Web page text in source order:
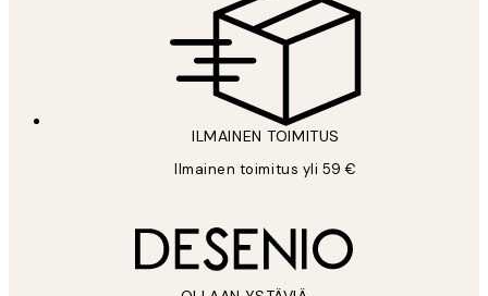
ILMAINEN TOIMITUS
Ilmainen toimitus yli 59 €